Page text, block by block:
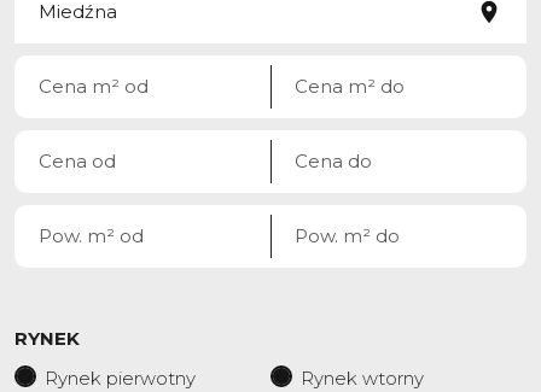
RYNEK
Rynek pierwotny
Rynek wtorny